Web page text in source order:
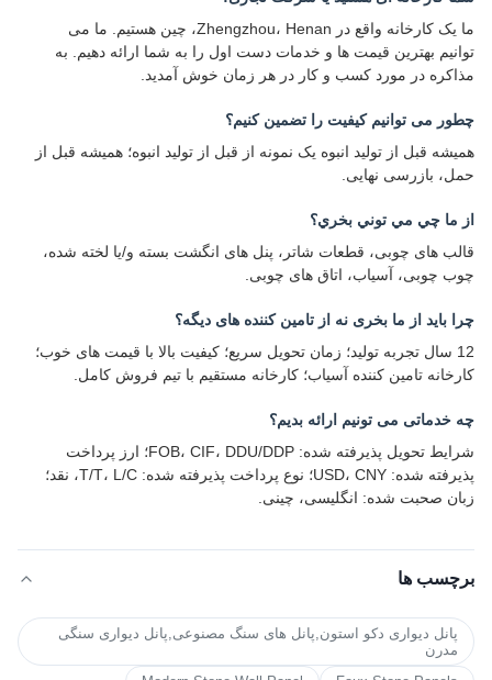
ما یک کارخانه واقع در Zhengzhou، Henan، چین هستیم. ما می
توانیم بهترین قیمت ها و خدمات دست اول را به شما ارائه دهیم. به
مذاکره در مورد کسب و کار در هر زمان خوش آمدید.
چطور می توانیم کیفیت را تضمین کنیم؟
همیشه قبل از تولید انبوه یک نمونه از قبل از تولید انبوه؛ همیشه قبل از
حمل، بازرسی نهایی.
از ما چي مي توني بخري؟
قالب های چوبی، قطعات شاتر، پنل های انگشت بسته و/یا لخته شده،
چوب چوبی، آسیاب، اتاق های چوبی.
چرا باید از ما بخری نه از تامین کننده های دیگه؟
12 سال تجربه تولید؛ زمان تحویل سریع؛ کیفیت بالا با قیمت های خوب؛
کارخانه تامین کننده آسیاب؛ کارخانه مستقیم با تیم فروش کامل.
چه خدماتی می تونیم ارائه بدیم؟
شرایط تحویل پذیرفته شده: FOB، CIF، DDU/DDP؛ ارز پرداخت
پذیرفته شده: USD، CNY؛ نوع پرداخت پذیرفته شده: T/T، L/C، نقد؛
زبان صحبت شده: انگلیسی، چینی.
برچسب ها
پانل دیواری دکو استون,پانل های سنگ مصنوعی,پانل دیواری سنگی
مدرن